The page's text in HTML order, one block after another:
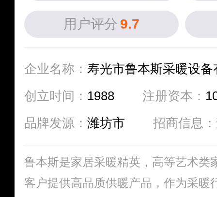
用户评分 9.7
企业名称： 寿光市鲁本斯采暖设备
创立时间： 1988 注册资本：
品牌发源： 潍坊市 招商信息：
鲁本斯是家居采暖精英，高等艺术类
客户提供高品质供暖产品，作为采暖